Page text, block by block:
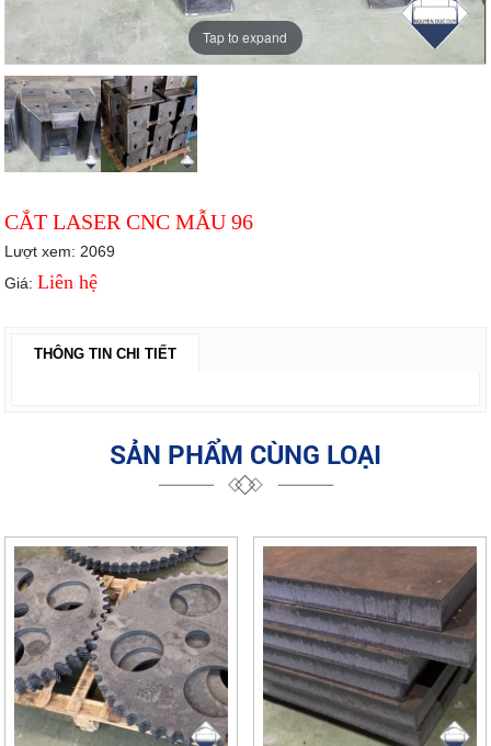
Tap to expand
CẮT LASER CNC MẪU 96
Lượt xem: 2069
Giá: Liên hệ
THÔNG TIN CHI TIẾT
SẢN PHẨM CÙNG LOẠI